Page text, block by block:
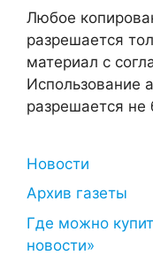
Любое
разрешается
материал с
Использование
разрешается не
Новости
Архив газеты
Где можно
новости»